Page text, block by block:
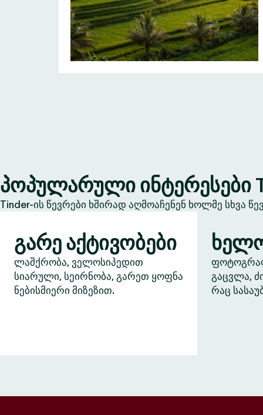
პოპულარული ინტერესები
Tinder-ის წევრები ხშირად აღმოაჩენენ ხოლმე სხვა
გარე აქტივობები
ლაშქრობა, ველოსიპედით
სიარული, სეირნობა, გარეთ ყოფნა
ნებისმიერი მიზეზით.
გაცვლა,
რაც